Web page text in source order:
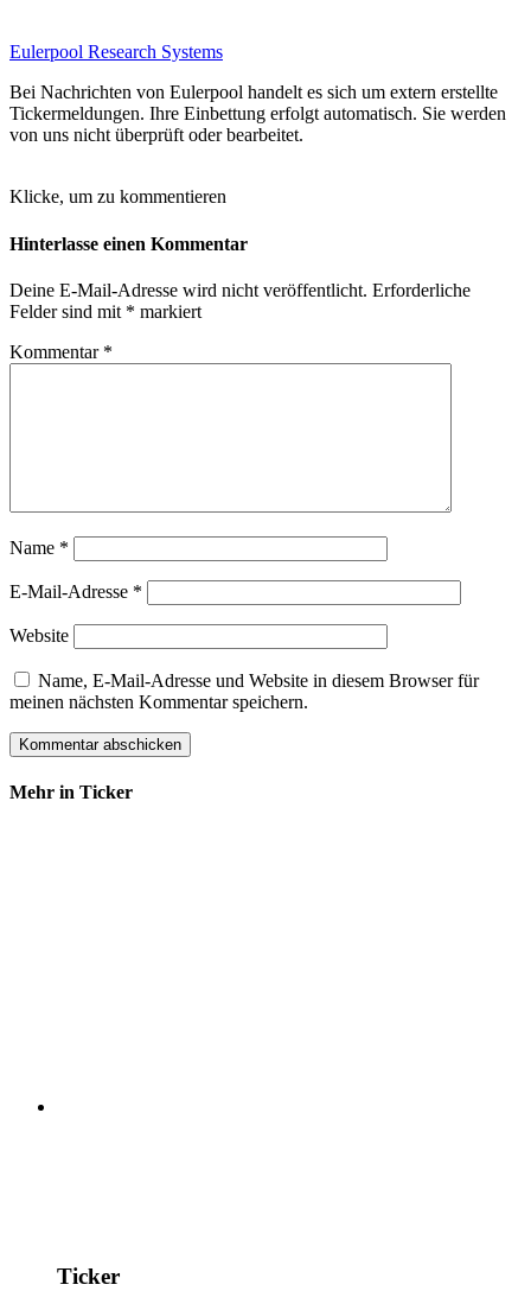
Eulerpool Research Systems
Bei Nachrichten von Eulerpool handelt es sich um extern erstellte
Tickermeldungen. Ihre Einbettung erfolgt automatisch. Sie werden
von uns nicht überprüft oder bearbeitet.
Klicke, um zu kommentieren
Hinterlasse einen Kommentar
Deine E-Mail-Adresse wird nicht veröffentlicht. Erforderliche
Felder sind mit * markiert
Kommentar *
Name *
E-Mail-Adresse *
Website
Name, E-Mail-Adresse und Website in diesem Browser für
meinen nächsten Kommentar speichern.
Mehr in Ticker
Ticker